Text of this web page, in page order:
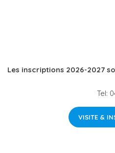
o
Les inscriptions 2026-2027
Tel:
VISITE &